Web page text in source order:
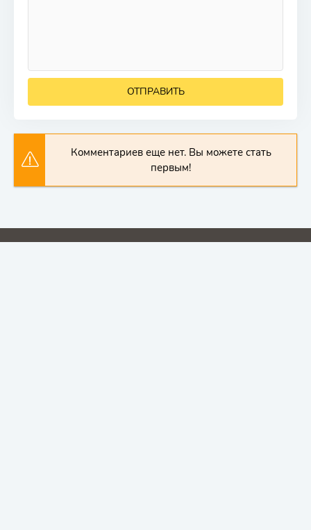
ОТПРАВИТЬ
Комментариев еще нет. Вы можете стать
первым!